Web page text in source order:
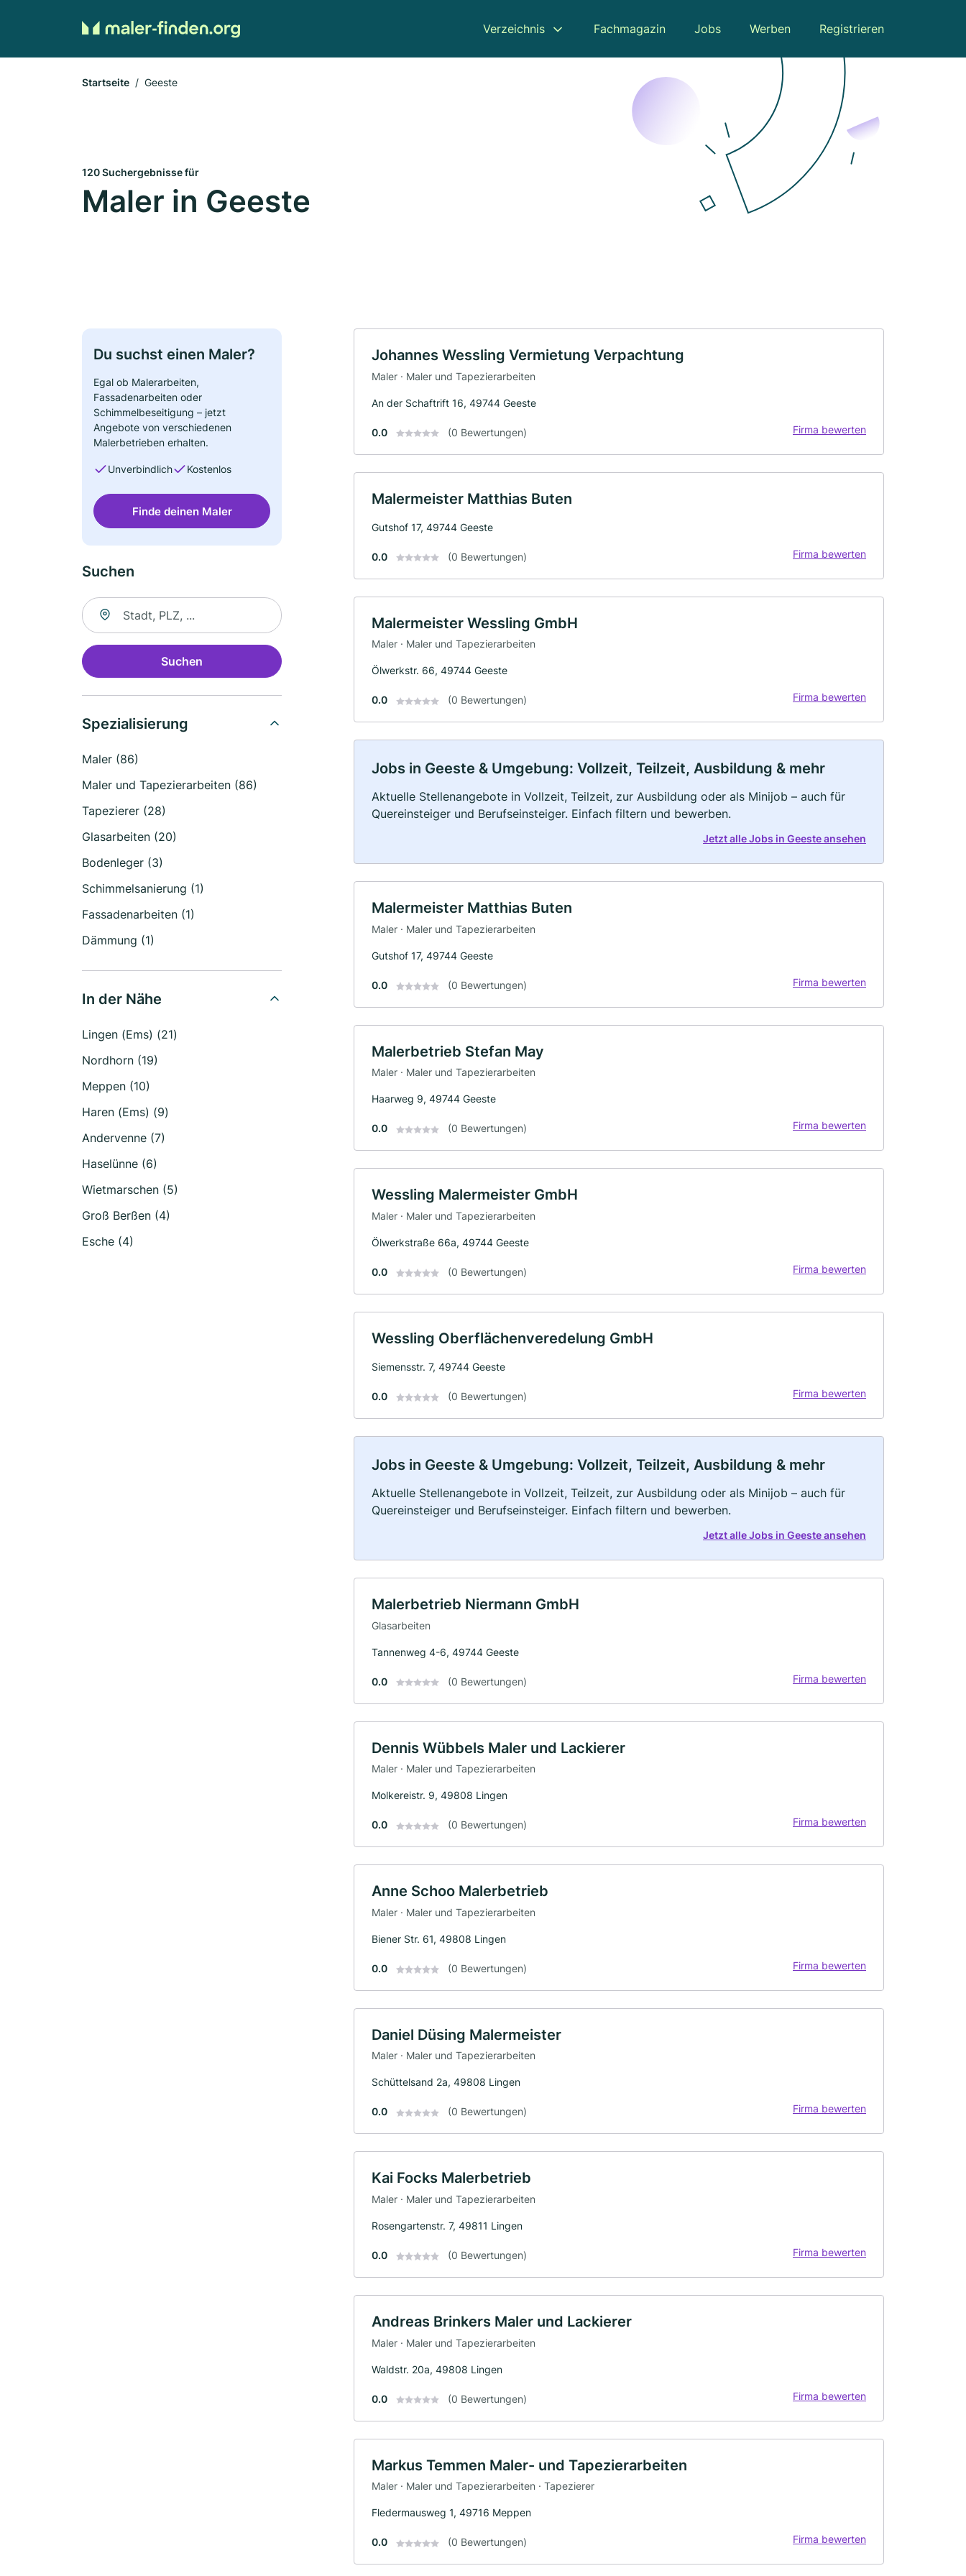
Verzeichnis Fachmagazin Jobs Werben Registrieren
Startseite Geeste
120 Suchergebnisse für
Maler in Geeste
Du suchst einen Maler?
Egal ob Malerarbeiten,
Fassadenarbeiten oder
Schimmelbeseitigung – jetzt
Angebote von verschiedenen
Malerbetrieben erhalten.
Unverbindlich Kostenlos
Finde deinen Maler
Suchen
Suche nach Ort
Suchen
Spezialisierung
Maler (86)
Maler und Tapezierarbeiten (86)
Tapezierer (28)
Glasarbeiten (20)
Bodenleger (3)
Schimmelsanierung (1)
Fassadenarbeiten (1)
Dämmung (1)
In der Nähe
Lingen (Ems) (21)
Nordhorn (19)
Meppen (10)
Haren (Ems) (9)
Andervenne (7)
Haselünne (6)
Wietmarschen (5)
Groß Berßen (4)
Esche (4)
Johannes Wessling Vermietung Verpachtung
Maler · Maler und Tapezierarbeiten
An der Schaftrift 16, 49744 Geeste
0.0 (0 Bewertungen) Firma bewerten
Malermeister Matthias Buten
Gutshof 17, 49744 Geeste
0.0 (0 Bewertungen) Firma bewerten
Malermeister Wessling GmbH
Maler · Maler und Tapezierarbeiten
Ölwerkstr. 66, 49744 Geeste
0.0 (0 Bewertungen) Firma bewerten
Jobs in Geeste & Umgebung: Vollzeit, Teilzeit, Ausbildung & mehr
Aktuelle Stellenangebote in Vollzeit, Teilzeit, zur Ausbildung oder als Minijob – auch für
Quereinsteiger und Berufseinsteiger. Einfach filtern und bewerben.
Jetzt alle Jobs in Geeste ansehen
Malermeister Matthias Buten
Maler · Maler und Tapezierarbeiten
Gutshof 17, 49744 Geeste
0.0 (0 Bewertungen) Firma bewerten
Malerbetrieb Stefan May
Maler · Maler und Tapezierarbeiten
Haarweg 9, 49744 Geeste
0.0 (0 Bewertungen) Firma bewerten
Wessling Malermeister GmbH
Maler · Maler und Tapezierarbeiten
Ölwerkstraße 66a, 49744 Geeste
0.0 (0 Bewertungen) Firma bewerten
Wessling Oberflächenveredelung GmbH
Siemensstr. 7, 49744 Geeste
0.0 (0 Bewertungen) Firma bewerten
Jobs in Geeste & Umgebung: Vollzeit, Teilzeit, Ausbildung & mehr
Aktuelle Stellenangebote in Vollzeit, Teilzeit, zur Ausbildung oder als Minijob – auch für
Quereinsteiger und Berufseinsteiger. Einfach filtern und bewerben.
Jetzt alle Jobs in Geeste ansehen
Malerbetrieb Niermann GmbH
Glasarbeiten
Tannenweg 4-6, 49744 Geeste
0.0 (0 Bewertungen) Firma bewerten
Dennis Wübbels Maler und Lackierer
Maler · Maler und Tapezierarbeiten
Molkereistr. 9, 49808 Lingen
0.0 (0 Bewertungen) Firma bewerten
Anne Schoo Malerbetrieb
Maler · Maler und Tapezierarbeiten
Biener Str. 61, 49808 Lingen
0.0 (0 Bewertungen) Firma bewerten
Daniel Düsing Malermeister
Maler · Maler und Tapezierarbeiten
Schüttelsand 2a, 49808 Lingen
0.0 (0 Bewertungen) Firma bewerten
Kai Focks Malerbetrieb
Maler · Maler und Tapezierarbeiten
Rosengartenstr. 7, 49811 Lingen
0.0 (0 Bewertungen) Firma bewerten
Andreas Brinkers Maler und Lackierer
Maler · Maler und Tapezierarbeiten
Waldstr. 20a, 49808 Lingen
0.0 (0 Bewertungen) Firma bewerten
Markus Temmen Maler- und Tapezierarbeiten
Maler · Maler und Tapezierarbeiten · Tapezierer
Fledermausweg 1, 49716 Meppen
0.0 (0 Bewertungen) Firma bewerten